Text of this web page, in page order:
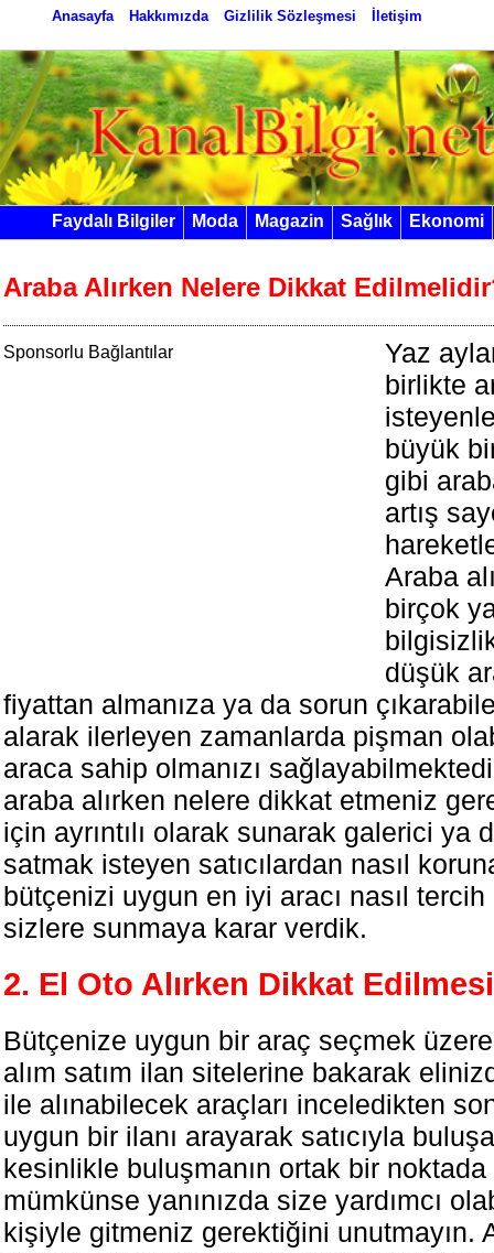
Anasayfa Hakkımızda Gizlilik Sözleşmesi İletişim
Faydalı Bilgiler Moda Magazin Sağlık Ekonomi
Araba Alırken Nelere Dikkat
Sponsorlu Bağlantılar
Yaz
birlikte
büyük
gibi
artış
Araba
birçok
düşük
fiyattan almanıza ya da sorun
alarak ilerleyen zamanlarda pişman
araca sahip olmanızı
araba alırken nelere dikkat etmeniz
için ayrıntılı olarak sunarak galerici ya
satmak isteyen satıcılardan nasıl
bütçenizi uygun en iyi aracı nasıl
sizlere sunmaya karar verdik.
2. El Oto Alırken Dikkat
Bütçenize uygun bir araç seçmek
alım satım ilan sitelerine bakarak
ile alınabilecek araçları inceledikten
uygun bir ilanı arayarak satıcıyla
kesinlikle buluşmanın ortak bir noktada
mümkünse yanınızda size yardımcı
kişiyle gitmeniz gerektiğini unutmayın.